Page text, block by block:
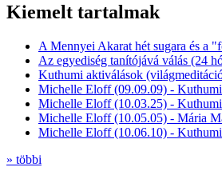
Kiemelt tartalmak
A Mennyei Akarat hét sugara és a
Az egyediség tanítójává válás (24
Kuthumi aktiválások
Michelle Eloff (09.09.09) -
Michelle Eloff (10.03.25) -
Michelle Eloff (10.05.05) - Mária
Michelle Eloff (10.06.10) -
» többi